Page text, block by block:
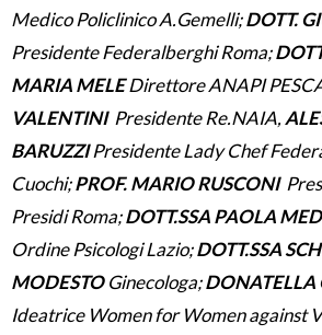
Medico Policlinico A.Gemelli;DOTT.
Presidente Federalberghi Roma;
MARIA MELEDirettore ANAPI
VALENTINI Presidente Re.NAIA,
BARUZZIPresidente Lady Chef
Cuochi;PROF. MARIO RUSCONI
Presidi Roma;DOTT.SSA PAOLA
Ordine Psicologi Lazio;DOTT.SSA
MODESTOGinecologa;
Ideatrice Women for Women against